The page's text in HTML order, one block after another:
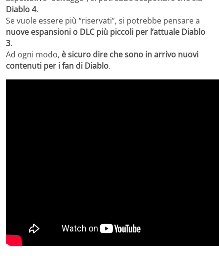
Diablo 4.
Se vuole essere più “riservati”, si potrebbe pensare a
nuove espansioni o DLC più piccoli per l’attuale Diablo
3.
Ad ogni modo, è sicuro dire che sono in arrivo nuovi
contenuti per i fan di Diablo.